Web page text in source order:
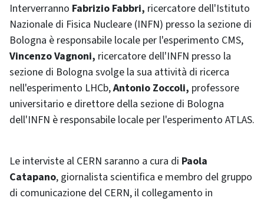
Interverranno Fabrizio Fabbri, ricercatore dell'Istituto
Nazionale di Fisica Nucleare (INFN) presso la sezione di
Bologna è responsabile locale per l'esperimento CMS,
Vincenzo Vagnoni, ricercatore dell'INFN presso la
sezione di Bologna svolge la sua attività di ricerca
nell'esperimento LHCb,Antonio Zoccoli, professore
universitario e direttore della sezione di Bologna
dell'INFN è responsabile locale per l'esperimento ATLAS.
Le interviste al CERN saranno a cura di Paola
Catapano, giornalista scientifica e membro del gruppo
di comunicazione del CERN, il collegamento in